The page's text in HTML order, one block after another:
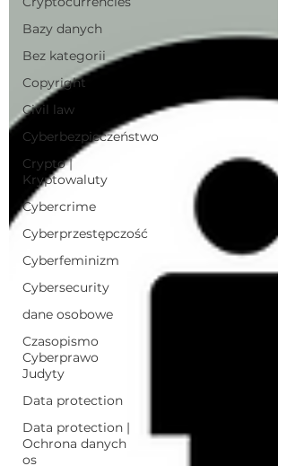
Bazy danych
Bez kategorii
Copyright
Civil law
Cyberbezpieczeństwo
Crypto |
Kryptowaluty
Cybercrime
Cyberprzestępczość
Cyberfeminizm
Cybersecurity
dane osobowe
Czasopismo
Cyberprawo
Judyty
Data protection
Data protection |
Ochrona danych
os